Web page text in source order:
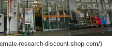
research-discount-shop.com/)